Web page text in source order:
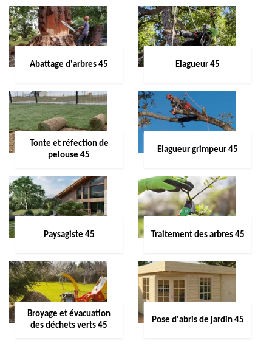
Abattage d'arbres 45 Elagueur 45
Tonte et réfection de
pelouse 45
Elagueur grimpeur 45
Paysagiste 45 Traitement des arbres 45
Broyage et évacuation
des déchets verts 45
Pose d'abris de jardin 45